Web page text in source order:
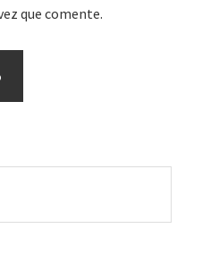
que comente.